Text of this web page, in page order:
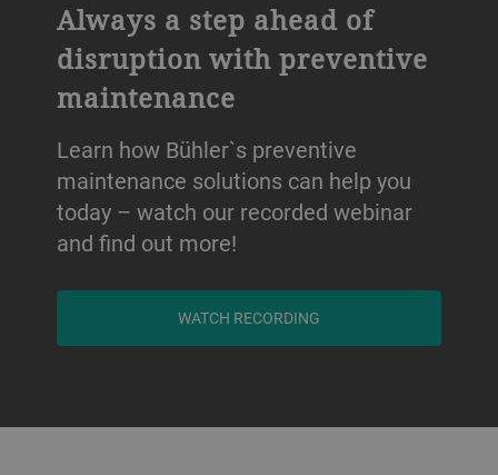
Always a step ahead of
disruption with preventive
maintenance
Learn how Bühler`s preventive
maintenance solutions can help you
today – watch our recorded webinar
and find out more!
WATCH RECORDING